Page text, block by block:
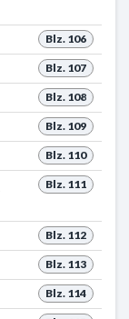
Blz. 106
Blz. 107
Blz. 108
Blz. 109
Blz. 110
Blz. 111
Blz. 112
Blz. 113
Blz. 114